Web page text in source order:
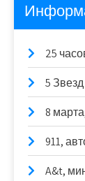
25
5 Звезд
8
911,
A&t,